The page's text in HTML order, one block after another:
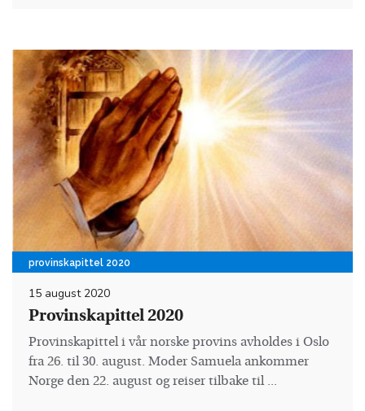
provinskapittel 2020
15 august 2020
Provinskapittel 2020
Provinskapittel i vår norske provins avholdes i Oslo
fra 26. til 30. august. Moder Samuela ankommer
Norge den 22. august og reiser tilbake til ...